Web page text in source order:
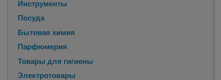
Инструменты
Посуда
Бытовая химия
Парфюмерия
Товары для гигиены
Электротовары